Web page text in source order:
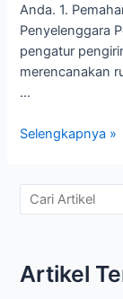
Anda. 1.
Penyelenggara
pengatur
merencanakan
…
Memahami
China
Terbaik
Pasok
Selengkapnya »
i
Artikel